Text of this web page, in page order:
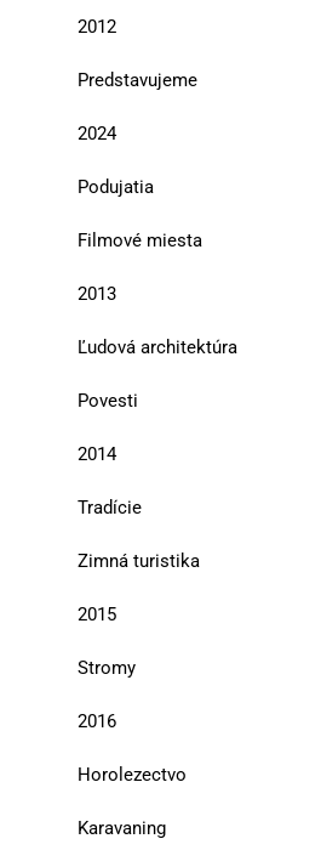
2012
Predstavujeme
2024
Podujatia
Filmové miesta
2013
Ľudová architektúra
Povesti
2014
Tradície
Zimná turistika
2015
Stromy
2016
Horolezectvo
Karavaning